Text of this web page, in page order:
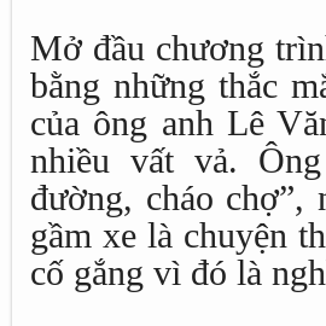
Mở đầu chương
bằng những thắc
của ông anh Lê
nhiều vất vả.
đường, cháo chợ”,
gầm xe là chuyện
cố gắng vì đó là